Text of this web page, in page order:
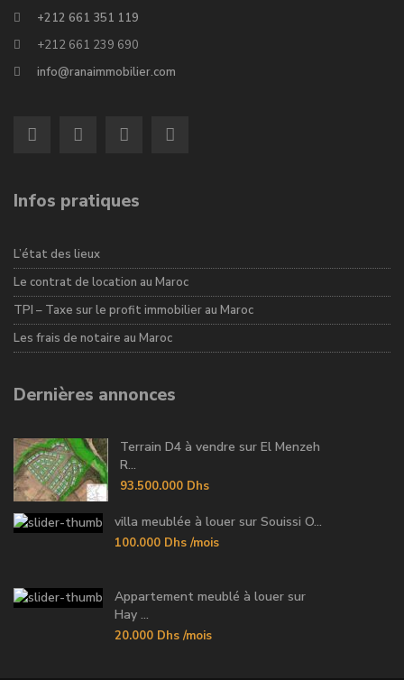
+212 661 351 119
+212 661 239 690
info@ranaimmobilier.com
Infos pratiques
L’état des lieux
Le contrat de location au Maroc
TPI – Taxe sur le profit immobilier au Maroc
Les frais de notaire au Maroc
Dernières annonces
Terrain D4 à vendre sur El Menzeh
R...
93.500.000 Dhs
villa meublée à louer sur Souissi O...
100.000 Dhs /mois
Appartement meublé à louer sur
Hay ...
20.000 Dhs /mois